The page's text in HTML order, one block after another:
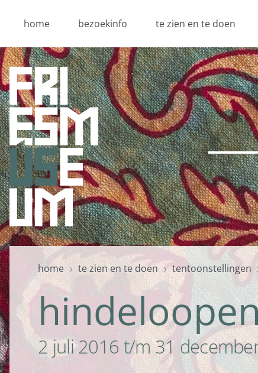
home bezoekinfo te zien en te doen
home te zien en te doen tentoonstellingen
2 juli 2016 t/m 31